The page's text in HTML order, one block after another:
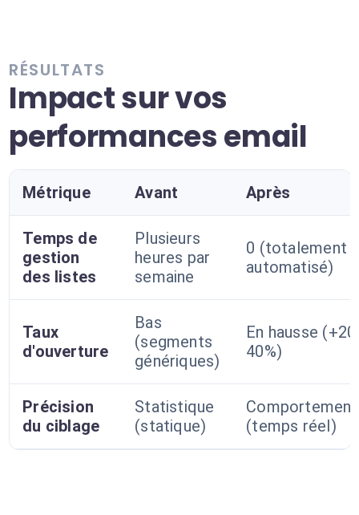
RÉSULTATS
Impact sur vos
performances email
Métrique Avant Après
Temps de
gestion
des listes
Plusieurs
heures par
semaine
0 (totalement
automatisé)
Taux
d'ouverture
Bas
(segments
génériques)
En hausse
40%)
Précision
du ciblage
Statistique
(statique)
(temps réel)